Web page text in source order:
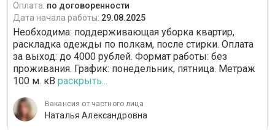
Оплата: по договоренности
Дата начала работы: 29.08.2025
Необходима: поддерживающая уборка квартир,
раскладка одежды по полкам, после стирки. Оплата
за выход: до 4000 рублей. Формат работы: без
проживания. График: понедельник, пятница. Метраж
100 м. кВ раскрыть...
Вакансия от частного лица
Наталья Александровна